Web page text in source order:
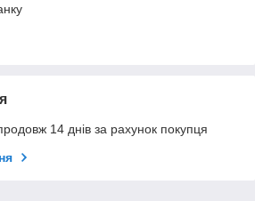
14 днів за рахунок покупця